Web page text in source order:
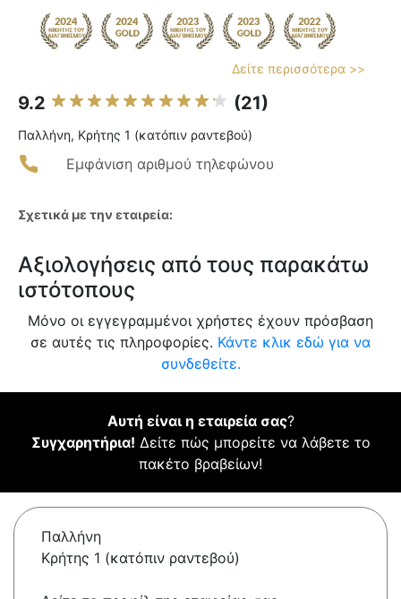
Δείτε περισσότερα >>
9.2 (21)
Παλλήνη, Κρήτης 1 (κατόπιν ραντεβού)
Εμφάνιση αριθμού τηλεφώνου
Σχετικά με την εταιρεία:
Αξιολογήσεις από τους παρακάτω
ιστότοπους
Μόνο οι εγγεγραμμένοι χρήστες έχουν πρόσβαση
σε αυτές τις πληροφορίες. Κάντε κλικ εδώ για να
συνδεθείτε.
Αυτή είναι η εταιρεία σας?
Συγχαρητήρια! Δείτε πώς μπορείτε να λάβετε το
πακέτο βραβείων!
Παλλήνη
Κρήτης 1 (κατόπιν ραντεβού)